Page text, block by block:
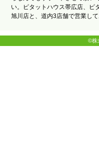
い。ピタットハウス帯広店、ピ
旭川店と、道内3店舗で営業し
©株